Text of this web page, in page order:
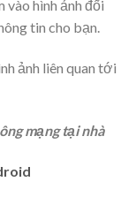
hình ảnh đối
tin cho bạn.
ảnh liên quan tới
mạng tại nhà